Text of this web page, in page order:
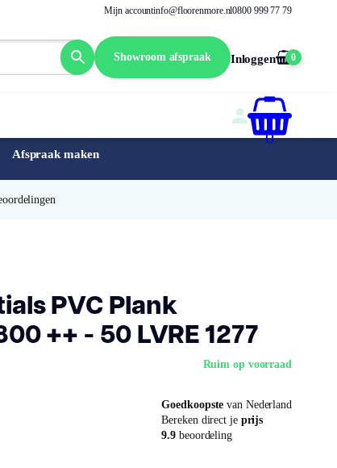
Mijn accountinfo@floorenmore.nl0800 999 77 79
Showroom afspraak Inloggen 0
0
Afspraak maken
PVC Plank
++ - 50 LVRE 1277
Ruim op voorraad
Goedkoopstevan Nederland
Bereken direct je prijs
9.9beoordeling